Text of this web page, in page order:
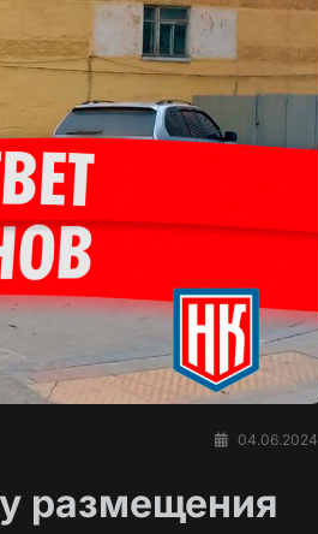
04.06.2024
размещения